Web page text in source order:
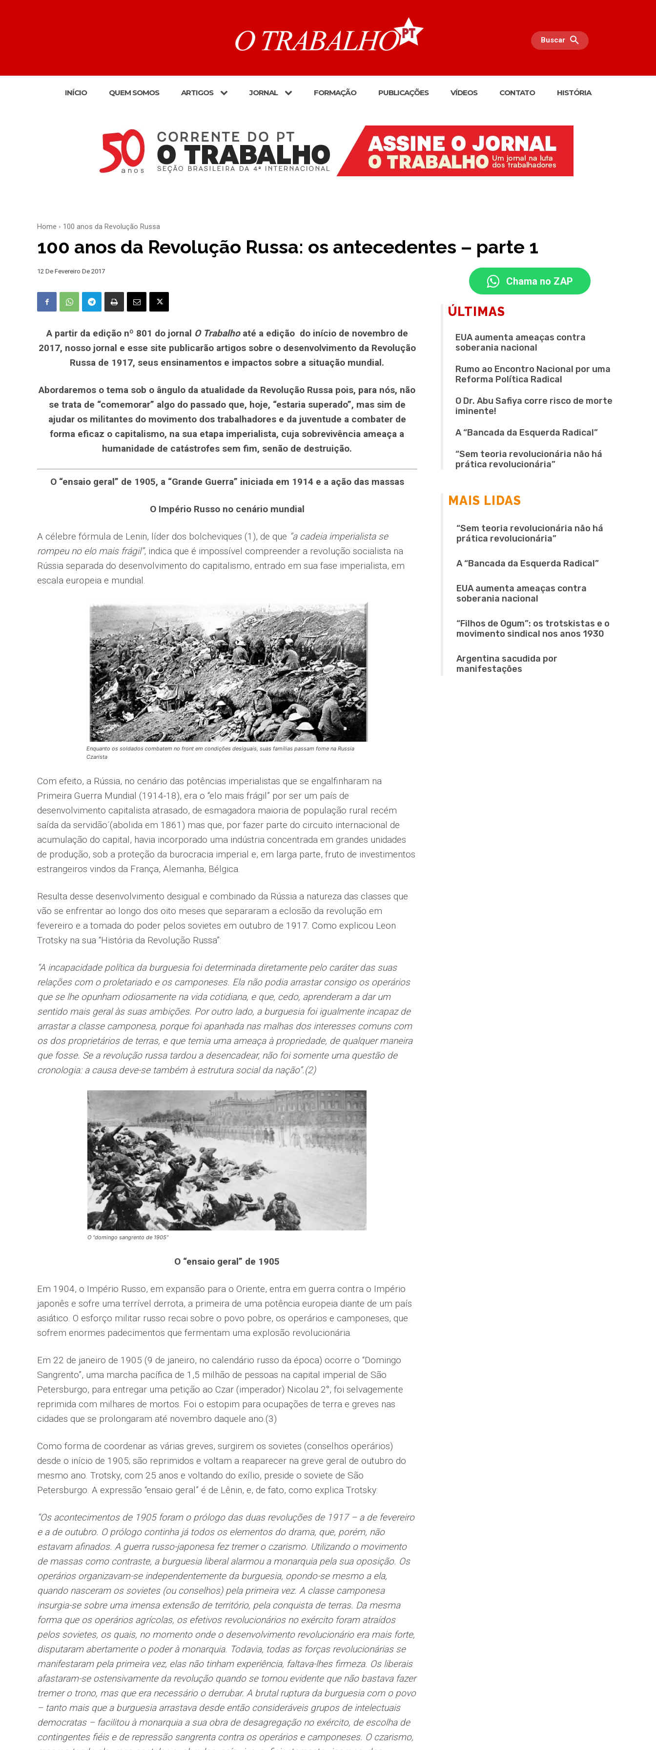
Buscar
INÍCIO QUEM SOMOS ARTIGOS JORNAL FORMAÇÃO PUBLICAÇÕES VÍDEOS CONTATO HISTÓRIA
Home 100 anos da Revolução Russa
100 anos da Revolução Russa: os antecedentes – parte 1
12 De Fevereiro De 2017
A partir da edição nº 801 do jornal O Trabalhoaté a edição do início de novembro de
2017, nosso jornal e esse site publicarão artigos sobre o desenvolvimento da Revolução
Russa de 1917, seus ensinamentos e impactos sobre a situação mundial.
Abordaremos o tema sob o ângulo da atualidade da Revolução Russa pois, para nós, não
se trata de “comemorar” algo do passado que, hoje, “estaria superado”, mas sim de
ajudar os militantes do movimento dos trabalhadores e da juventude a combater de
forma eficaz o capitalismo, na sua etapa imperialista, cuja sobrevivência ameaça a
humanidade de catástrofes sem fim, senão de destruição.
O “ensaio geral” de 1905, a “Grande Guerra” iniciada em 1914 e a ação das massas
O Império Russo no cenário mundial
A célebre fórmula de Lenin, líder dos bolcheviques (1), de que “a cadeia imperialista se
rompeu no elo mais frágil”, indica que é impossível compreender a revolução socialista na
Rússia separada do desenvolvimento do capitalismo, entrado em sua fase imperialista, em
escala europeia e mundial.
Enquanto os soldados combatem no front em condições desiguais, suas famílias passam fome na Russia
Czarista
Com efeito, a Rússia, no cenário das potências imperialistas que se engalfinharam na
Primeira Guerra Mundial (1914-18), era o “elo mais frágil” por ser um país de
desenvolvimento capitalista atrasado, de esmagadora maioria de população rural recém
saída da servidão´(abolida em 1861) mas que, por fazer parte do circuito internacional de
acumulação do capital, havia incorporado uma indústria concentrada em grandes unidades
de produção, sob a proteção da burocracia imperial e, em larga parte, fruto de investimentos
estrangeiros vindos da França, Alemanha, Bélgica.
Resulta desse desenvolvimento desigual e combinado da Rússia a natureza das classes que
vão se enfrentar ao longo dos oito meses que separaram a eclosão da revolução em
fevereiro e a tomada do poder pelos sovietes em outubro de 1917. Como explicou Leon
Trotsky na sua “História da Revolução Russa”:
“A incapacidade política da burguesia foi determinada diretamente pelo caráter das suas
relações com o proletariado e os camponeses. Ela não podia arrastar consigo os operários
que se lhe opunham odiosamente na vida cotidiana, e que, cedo, aprenderam a dar um
sentido mais geral às suas ambições. Por outro lado, a burguesia foi igualmente incapaz de
arrastar a classe camponesa, porque foi apanhada nas malhas dos interesses comuns com
os dos proprietários de terras, e que temia uma ameaça à propriedade, de qualquer maneira
que fosse. Se a revolução russa tardou a desencadear, não foi somente uma questão de
cronologia: a causa deve-se também à estrutura social da nação”.(2)
O “domingo sangrento de 1905”
O “ensaio geral” de 1905
Em 1904, o Império Russo, em expansão para o Oriente, entra em guerra contra o Império
japonês e sofre uma terrível derrota, a primeira de uma potência europeia diante de um país
asiático. O esforço militar russo recai sobre o povo pobre, os operários e camponeses, que
sofrem enormes padecimentos que fermentam uma explosão revolucionária.
Em 22 de janeiro de 1905 (9 de janeiro, no calendário russo da época) ocorre o “Domingo
Sangrento”, uma marcha pacífica de 1,5 milhão de pessoas na capital imperial de São
Petersburgo, para entregar uma petição ao Czar (imperador) Nicolau 2°, foi selvagemente
reprimida com milhares de mortos. Foi o estopim para ocupações de terra e greves nas
cidades que se prolongaram até novembro daquele ano.(3)
Como forma de coordenar as várias greves, surgirem os sovietes (conselhos operários)
desde o início de 1905; são reprimidos e voltam a reaparecer na greve geral de outubro do
mesmo ano. Trotsky, com 25 anos e voltando do exílio, preside o soviete de São
Petersburgo. A expressão “ensaio geral” é de Lênin, e, de fato, como explica Trotsky:
“Os acontecimentos de 1905 foram o prólogo das duas revoluções de 1917 – a de fevereiro
e a de outubro. O prólogo continha já todos os elementos do drama, que, porém, não
estavam afinados. A guerra russo-japonesa fez tremer o czarismo. Utilizando o movimento
de massas como contraste, a burguesia liberal alarmou a monarquia pela sua oposição. Os
operários organizavam-se independentemente da burguesia, opondo-se mesmo a ela,
quando nasceram os sovietes (ou conselhos) pela primeira vez. A classe camponesa
insurgia-se sobre uma imensa extensão de território, pela conquista de terras. Da mesma
forma que os operários agrícolas, os efetivos revolucionários no exército foram atraídos
pelos sovietes, os quais, no momento onde o desenvolvimento revolucionário era mais forte,
disputaram abertamente o poder à monarquia. Todavia, todas as forças revolucionárias se
manifestaram pela primeira vez, elas não tinham experiência, faltava-lhes firmeza. Os liberais
afastaram-se ostensivamente da revolução quando se tornou evidente que não bastava fazer
tremer o trono, mas que era necessário o derrubar. A brutal ruptura da burguesia com o povo
– tanto mais que a burguesia arrastava desde então consideráveis grupos de intelectuais
democratas – facilitou à monarquia a sua obra de desagregação no exército, de escolha de
contingentes fiéis e de repressão sangrenta contra os operários e camponeses. O czarismo,
Chama no ZAP
ÚLTIMAS
EUA aumenta ameaças contra
soberania nacional
Rumo ao Encontro Nacional por uma
Reforma Política Radical
O Dr. Abu Safiya corre risco de morte
iminente!
A “Bancada da Esquerda Radical”
“Sem teoria revolucionária não há
prática revolucionária”
MAIS LIDAS
“Sem teoria revolucionária não há
prática revolucionária”
A “Bancada da Esquerda Radical”
EUA aumenta ameaças contra
soberania nacional
“Filhos de Ogum”: os trotskistas e o
movimento sindical nos anos 1930
Argentina sacudida por
manifestações